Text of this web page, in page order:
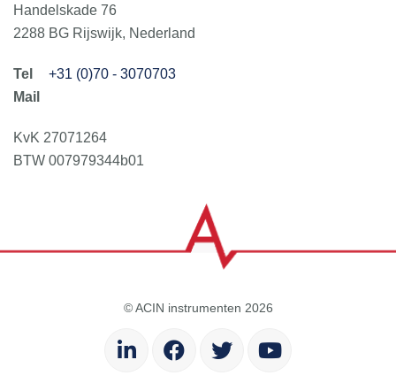
Handelskade 76
2288 BG Rijswijk, Nederland
+31 (0)70 - 3070703
KvK 27071264
BTW 007979344b01
© ACIN instrumenten 2026